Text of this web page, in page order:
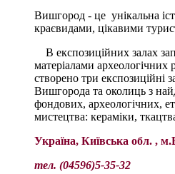
Вишгород - це унікальна
краєвидами, цікавими
В експозиційних залах
матеріалами
створено три експозиційні
Вишгорода та околиць з
фондових, археологічних,
мистецтва: кераміки,
Україна, Київська обл. ,
тел. (04596)5-35-32